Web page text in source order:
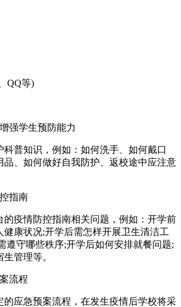
QQ等)
强学生预防能力
科普知识，例如：如何洗手、如何戴口
品、如何做好自我防护、返校途中应注意
指南
的疫情防控指南相关问题，例如：开学前
健康状况;开学后需怎样开展卫生清洁工
遵守哪些秩序;开学后如何安排就餐问题;
管理等。
流程
的应急预案流程，在发生疫情后学校将采